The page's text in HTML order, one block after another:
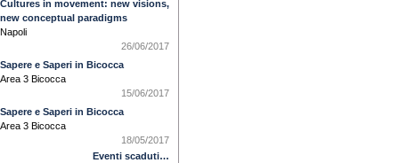
Cultures in movement: new visions,
new conceptual paradigms
Napoli
26/06/2017
Sapere e Saperi in Bicocca
Area 3 Bicocca
15/06/2017
Sapere e Saperi in Bicocca
Area 3 Bicocca
18/05/2017
Eventi scaduti…